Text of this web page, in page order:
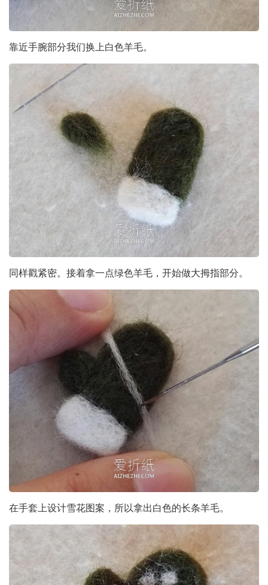
靠近手腕部分我们换上白色羊毛。
同样戳紧密。接着拿一点绿色羊毛，开始做大拇指部分。
在手套上设计雪花图案，所以拿出白色的长条羊毛。